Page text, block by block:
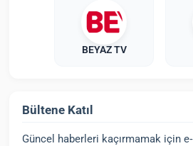
BEYAZ TV
Bültene Katıl
Güncel haberleri kaçırmamak için